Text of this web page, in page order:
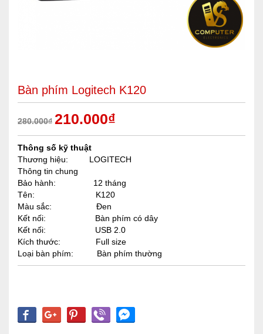
Bàn phím Logitech K120
280.000₫ 210.000₫
Thông số kỹ thuật
Thương hiệu: LOGITECH
Thông tin chung
Bảo hành: 12 tháng
Tên: K120
Màu sắc: Đen
Kết nối: Bàn phím có dây
Kết nối: USB 2.0
Kích thước: Full size
Loại bàn phím: Bàn phím thường